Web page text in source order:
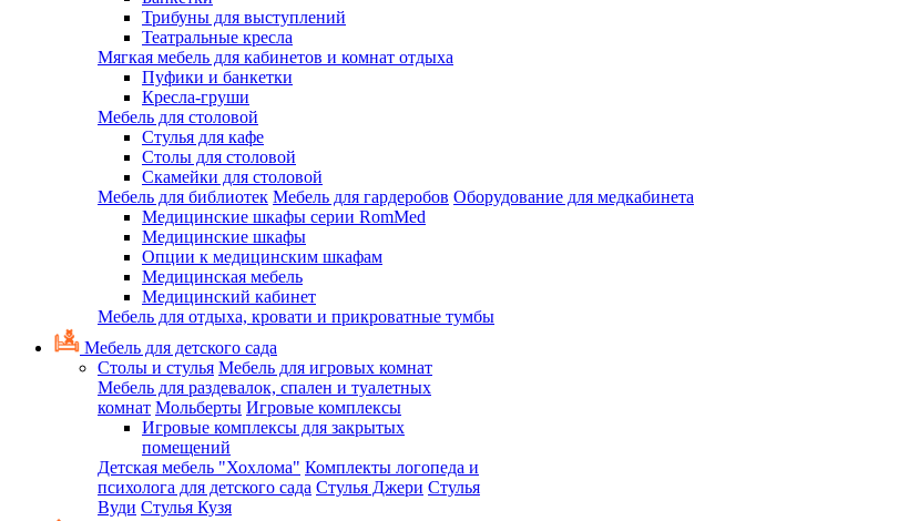
Трибуны для выступлений
Театральные кресла
Мягкая мебель для кабинетов и комнат отдыха
Пуфики и банкетки
Кресла-груши
Мебель для столовой
Cтулья для кафе
Cтолы для столовой
Скамейки для столовой
Мебель для библиотек Мебель для гардеробов Оборудование для медкабинета
Медицинские шкафы серии RomMed
Медицинские шкафы
Опции к медицинским шкафам
Медицинская мебель
Медицинский кабинет
Мебель для отдыха, кровати и прикроватные тумбы
Мебель для детского сада
Столы и стулья Мебель для игровых комнат
Мебель для раздевалок, спален и туалетных
комнат Мольберты Игровые комплексы
Игровые комплексы для закрытых
помещений
Детская мебель "Хохлома" Комплекты логопеда и
психолога для детского сада Стулья Джери Стулья
Вуди Стулья Кузя